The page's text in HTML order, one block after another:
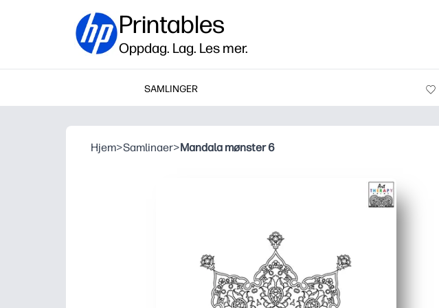
Printables
Oppdag. Lag. Les mer.
SAMLINGER
Hjem>Samlinaer>Mandala mønster 6